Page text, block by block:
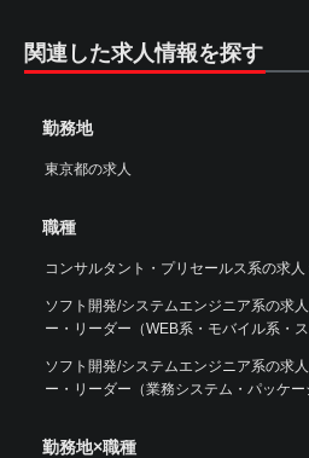
関連した求人情報を探す
勤務地
東京都の求人
職種
コンサルタント・プリセールス系の求人
ソフト開発/システムエンジニア系の求人
ー・リーダー（WEB系・モバイル系・
ソフト開発/システムエンジニア系の求人
ー・リーダー（業務システム・パッケー
勤務地×職種